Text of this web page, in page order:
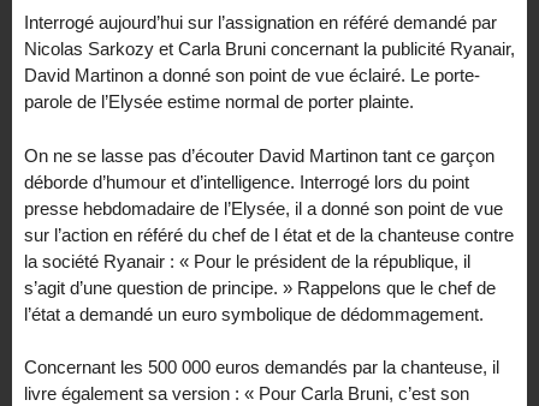
Interrogé aujourd’hui sur l’assignation en référé demandé par
Nicolas Sarkozy et Carla Bruni concernant la publicité Ryanair,
David Martinon a donné son point de vue éclairé. Le porte-
parole de l’Elysée estime normal de porter plainte.
On ne se lasse pas d’écouter David Martinon tant ce garçon
déborde d’humour et d’intelligence. Interrogé lors du point
presse hebdomadaire de l’Elysée, il a donné son point de vue
sur l’action en référé du chef de l état et de la chanteuse contre
la société Ryanair : « Pour le président de la république, il
s’agit d’une question de principe. » Rappelons que le chef de
l’état a demandé un euro symbolique de dédommagement.
Concernant les 500 000 euros demandés par la chanteuse, il
livre également sa version : « Pour Carla Bruni, c’est son